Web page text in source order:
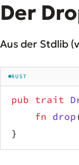
Der
Aus der Stdlib
RUST
pub trait
    fn
drop
}